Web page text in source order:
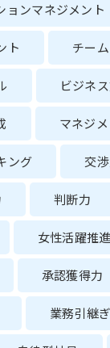
ョンマネジメント
ト チー
ビジネ
マネジ
ング 交
判断力
女性活躍推進
承認獲得力
業務引継ぎ